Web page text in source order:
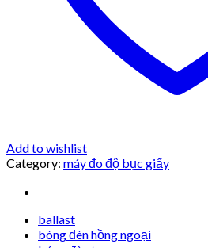
Add to wishlist
Category: máy đo độ bục giấy
ballast
bóng đèn hồng ngoại